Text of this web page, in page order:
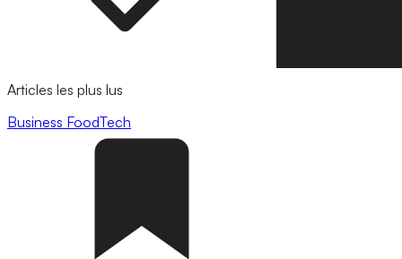
Articles les plus lus
Business FoodTech